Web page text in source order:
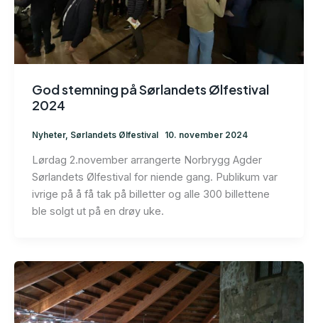
God stemning på Sørlandets Ølfestival
2024
Nyheter, Sørlandets Ølfestival 10. november 2024
Lørdag 2.november arrangerte Norbrygg Agder
Sørlandets Ølfestival for niende gang. Publikum var
ivrige på å få tak på billetter og alle 300 billettene
ble solgt ut på en drøy uke.